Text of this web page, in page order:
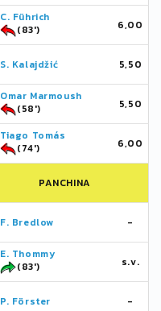
C. Führich
(83')
6,00
S. Kalajdžić 5,50
Omar Marmoush
(58')
5,50
Tiago Tomás
(74')
6,00
PANCHINA
F. Bredlow -
E. Thommy
(83')
s.v.
P. Förster -